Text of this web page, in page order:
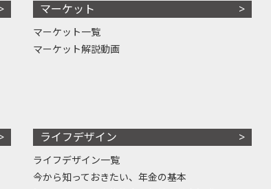
マーケット
マーケット一覧
マーケット解説動画
ライフデザイン
ライフデザイン一覧
今から知っておきたい、年金の基本